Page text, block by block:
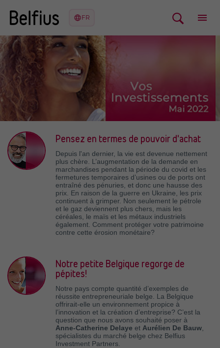
Pensez en termes de pouvoir d'achat
Depuis l'an dernier, la vie est devenue nettement
plus chère. L’augmentation de la demande en
marchandises pendant la période du covid et les
fermetures temporaires d’usines ou de ports ont
entraîné des pénuries, et donc une hausse des
prix. En raison de la guerre en Ukraine, les prix
continuent à grimper. Non seulement le pétrole
et le gaz deviennent plus chers, mais les
céréales, le maïs et les métaux industriels
également. Comment protéger votre patrimoine
contre cette érosion monétaire?
Notre petite Belgique regorge de
pépites!
Notre pays compte quantité d’exemples de
réussite entrepreneuriale belge. La Belgique
offrirait-elle un environnement propice à
l’innovation et la création d’entreprise? C’est la
question que nous avons souhaité poser à
Anne-Catherine Delaye et Aurélien De Bauw
spécialistes du marché belge chez Belfius
Investment Partners.